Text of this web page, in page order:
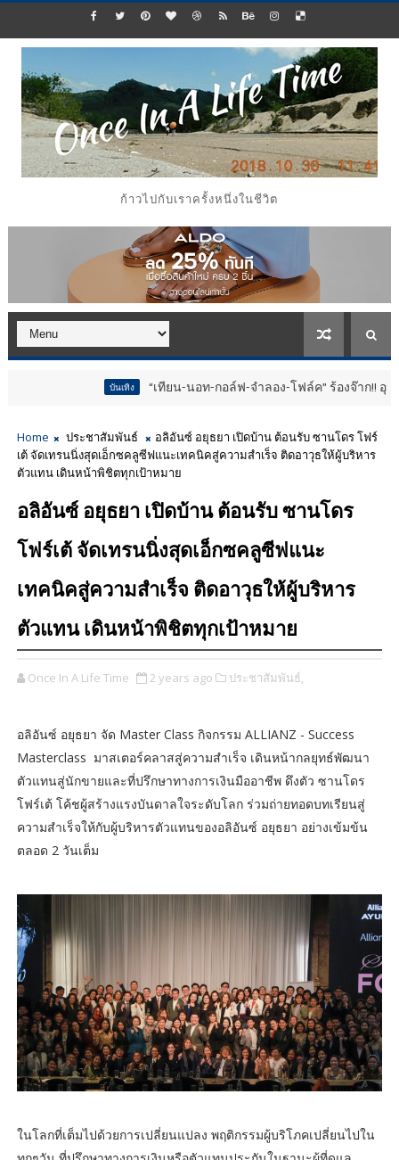
ก้าวไปกับเราครั้งหนึ่งในชีวิต
“เทียน-นอท-กอล์ฟ-จำลอง-โฟล์ค” ร้องจ๊าก!! อุปกรณ์ม่วนจ
Home ประชาสัมพันธ์
อลิอันซ์ อยุธยา เปิดบ้าน ต้อนรับ ซานโดร โฟร์
เต้ จัดเทรนนิ่งสุดเอ็กซคลูซีฟแนะเทคนิคสู่ความสำเร็จ ติดอาวุธให้ผู้บริหาร
ตัวแทน เดินหน้าพิชิตทุกเป้าหมาย
อลิอันซ์ อยุธยา เปิดบ้าน ต้อนรับ ซานโดร
โฟร์เต้ จัดเทรนนิ่งสุดเอ็กซคลูซีฟแนะ
เทคนิคสู่ความสำเร็จ ติดอาวุธให้ผู้บริหาร
ตัวแทน เดินหน้าพิชิตทุกเป้าหมาย
Once In A Life Time 2 years ago ประชาสัมพันธ์,
อลิอันซ์ อยุธยา จัด Master Class กิจกรรม ALLIANZ - Success
Masterclass มาสเตอร์คลาสสู่ความสำเร็จ เดินหน้ากลยุทธ์พัฒนา
ตัวแทนสู่นักขายและที่ปรึกษาทางการเงินมืออาชีพ ดึงตัว ซานโดร
โฟร์เต้ โค้ชผู้สร้างแรงบันดาลใจระดับโลก ร่วมถ่ายทอดบทเรียนสู่
ความสำเร็จให้กับผู้บริหารตัวแทนของอลิอันซ์ อยุธยา อย่างเข้มข้น
ตลอด 2 วันเต็ม
ในโลกที่เต็มไปด้วยการเปลี่ยนแปลง พฤติกรรมผู้บริโภคเปลี่ยนไปใน